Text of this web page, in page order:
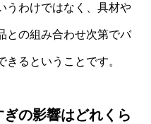
うわけではなく、具材や
との組み合わせ次第でバ
るということです。
の影響はどれくら